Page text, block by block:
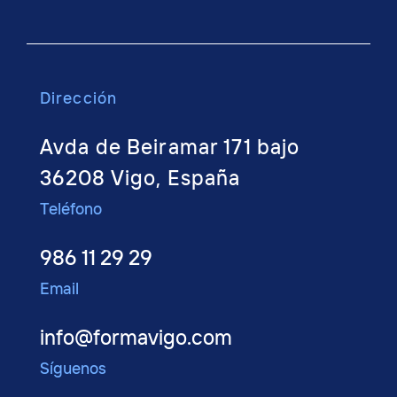
Dirección
Avda de Beiramar 171 bajo
36208 Vigo, España
Teléfono
986 11 29 29
Email
info@formavigo.com
Síguenos